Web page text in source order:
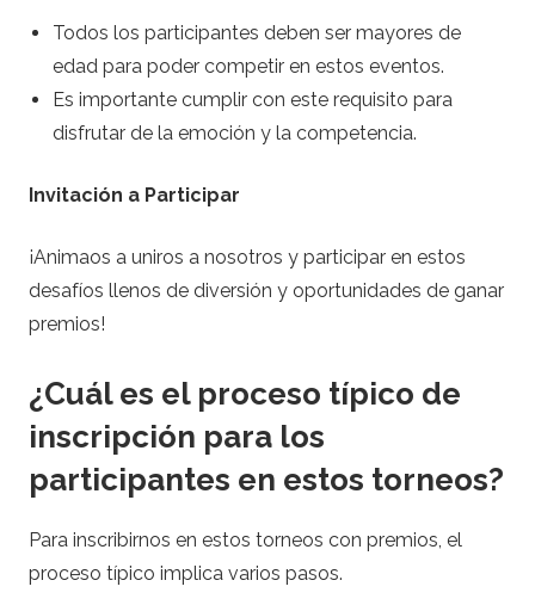
Todos los participantes deben ser mayores de
edad para poder competir en estos eventos.
Es importante cumplir con este requisito para
disfrutar de la emoción y la competencia.
Invitación a Participar
¡Animaos a uniros a nosotros y participar en estos
desafíos llenos de diversión y oportunidades de ganar
premios!
¿Cuál es el proceso típico de
inscripción para los
participantes en estos torneos?
Para inscribirnos en estos torneos con premios, el
proceso típico implica varios pasos.